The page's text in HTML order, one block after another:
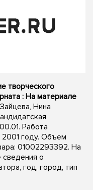
творческого
: На материале
Нина
Работа
году. Объем
01002293392. На
о
год, город, тип